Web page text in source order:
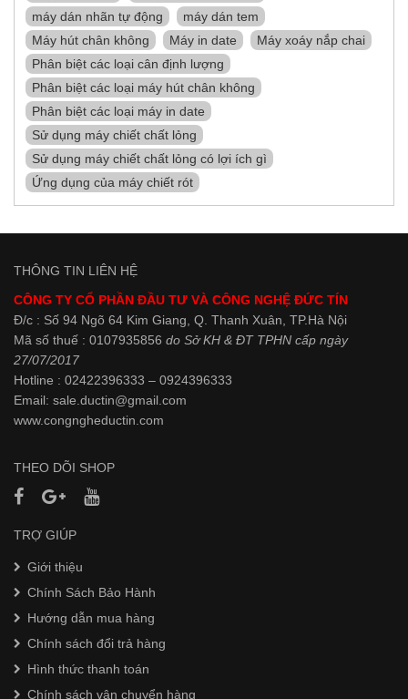
máy dán nhãn tự động
máy dán tem
Máy hút chân không
Máy in date
Máy xoáy nắp chai
Phân biệt các loại cân định lượng
Phân biệt các loại máy hút chân không
Phân biệt các loại máy in date
Sử dụng máy chiết chất lỏng
Sử dụng máy chiết chất lỏng có lợi ích gì
Ứng dụng của máy chiết rót
THÔNG TIN LIÊN HỆ
CÔNG TY CỔ PHẦN ĐẦU TƯ VÀ CÔNG NGHỆ ĐỨC TÍN
Đ/c : Số 94 Ngõ 64 Kim Giang, Q. Thanh Xuân, TP.Hà Nội
Mã số thuế : 0107935856 do Sở KH & ĐT TPHN cấp ngày
27/07/2017
Hotline : 02422396333 – 0924396333
Email: sale.ductin@gmail.com
www.congngheductin.com
THEO DÕI SHOP
TRỢ GIÚP
Giới thiệu
Chính Sách Bảo Hành
Hướng dẫn mua hàng
Chính sách đổi trả hàng
Hình thức thanh toán
Chính sách vận chuyển hàng